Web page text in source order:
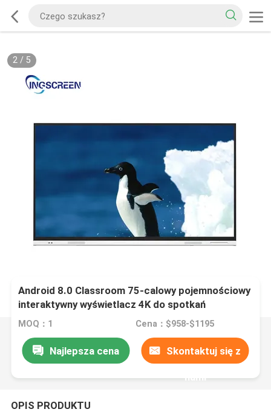
2/ 5
Android 8.0 Classroom 75-calowy pojemnościowy
interaktywny wyświetlacz 4K do spotkań
MOQ：1 Cena：$958-$1195
Najlepsza cena Skontaktuj się z
nami
OPIS PRODUKTU